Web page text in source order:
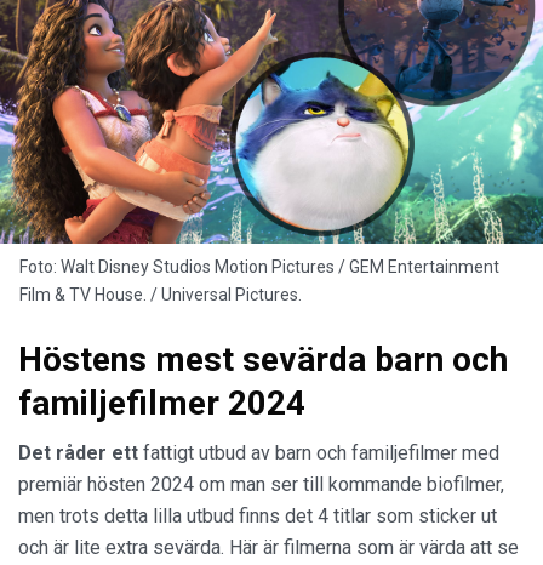
Foto: Walt Disney Studios Motion Pictures / GEM Entertainment
Film & TV House. / Universal Pictures.
Höstens mest sevärda barn och
familjefilmer 2024
Det råder ett fattigt utbud av barn och familjefilmer med
premiär hösten 2024 om man ser till kommande biofilmer,
men trots detta lilla utbud finns det 4 titlar som sticker ut
och är lite extra sevärda. Här är filmerna som är värda att se